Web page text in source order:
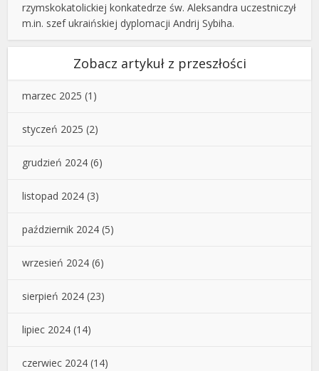
rzymskokatolickiej konkatedrze św. Aleksandra uczestniczył
m.in. szef ukraińskiej dyplomacji Andrij Sybiha.
Zobacz artykuł z przeszłości
marzec 2025 (1)
styczeń 2025 (2)
grudzień 2024 (6)
listopad 2024 (3)
październik 2024 (5)
wrzesień 2024 (6)
sierpień 2024 (23)
lipiec 2024 (14)
czerwiec 2024 (14)